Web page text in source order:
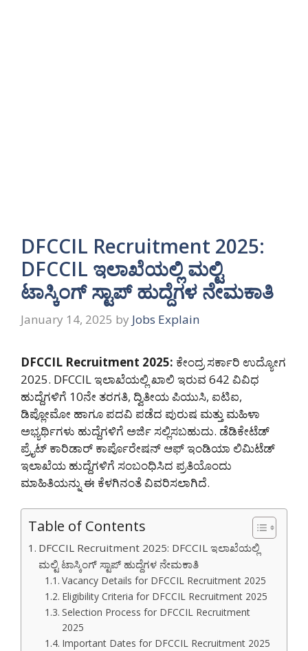
DFCCIL Recruitment 2025:
DFCCIL ಇಲಾಖೆಯಲ್ಲಿ ಮಲ್ಟಿ
ಟಾಸ್ಕಿಂಗ್ ಸ್ಟಾಪ್ ಹುದ್ದೆಗಳ ನೇಮಕಾತಿ
January 14, 2025 by Jobs Explain
DFCCIL Recruitment 2025: ಕೇಂದ್ರ ಸರ್ಕಾರಿ ಉದ್ಯೋಗ
2025. DFCCIL ಇಲಾಖೆಯಲ್ಲಿ ಖಾಲಿ ಇರುವ 642 ವಿವಿಧ
ಹುದ್ದೆಗಳಿಗೆ 10ನೇ ತರಗತಿ, ದ್ವಿತೀಯ ಪಿಯುಸಿ, ಐಟಿಐ,
ಡಿಪ್ಲೋಮೋ ಹಾಗೂ ಪದವಿ ಪಡೆದ ಪುರುಷ ಮತ್ತು ಮಹಿಳಾ
ಅಭ್ಯರ್ಥಿಗಳು ಹುದ್ದೆಗಳಿಗೆ ಅರ್ಜಿ ಸಲ್ಲಿಸಬಹುದು. ಡೆಡಿಕೇಟೆಡ್
ಪ್ರೈಟ್ ಕಾರಿಡಾರ್ ಕಾರ್ಪೊರೇಷನ್ ಆಫ್ ಇಂಡಿಯಾ ಲಿಮಿಟೆಡ್
ಇಲಾಖೆಯ ಹುದ್ದೆಗಳಿಗೆ ಸಂಬಂಧಿಸಿದ ಪ್ರತಿಯೊಂದು
ಮಾಹಿತಿಯನ್ನು ಈ ಕೆಳಗಿನಂತೆ ವಿವರಿಸಲಾಗಿದೆ.
Table of Contents
DFCCIL Recruitment 2025: DFCCIL ಇಲಾಖೆಯಲ್ಲಿ
ಮಲ್ಟಿ ಟಾಸ್ಕಿಂಗ್ ಸ್ಟಾಪ್ ಹುದ್ದೆಗಳ ನೇಮಕಾತಿ
Vacancy Details for DFCCIL Recruitment 2025
Eligibility Criteria for DFCCIL Recruitment 2025
Selection Process for DFCCIL Recruitment
2025
Important Dates for DFCCIL Recruitment 2025